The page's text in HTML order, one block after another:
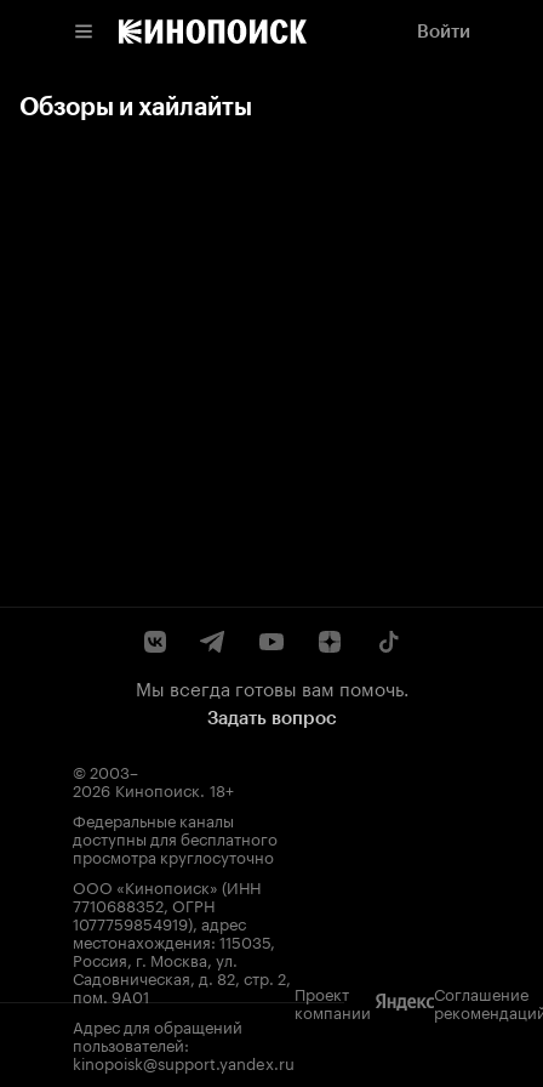
Войти
Обзоры и хайлайты
Мы всегда готовы вам помочь.
Задать вопрос
© 2003–
2026 Кинопоиск. 18+
Федеральные каналы
доступны для бесплатного
просмотра круглосуточно
ООО «Кинопоиск» (ИНН
7710688352, ОГРН
1077759854919), адрес
местонахождения: 115035,
Россия, г. Москва, ул.
Садовническая, д. 82, стр. 2,
пом. 9А01
Адрес для обращений
пользователей:
kinopoisk@support.yandex.ru
Проект
компании
Соглашение